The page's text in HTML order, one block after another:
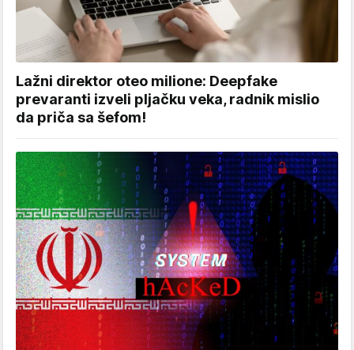
Lažni direktor oteo milione: Deepfake
prevaranti izveli pljačku veka, radnik mislio
da priča sa šefom!